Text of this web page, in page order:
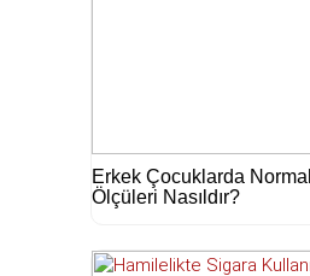
Erkek Çocuklarda
Ölçüleri Nasıldır?